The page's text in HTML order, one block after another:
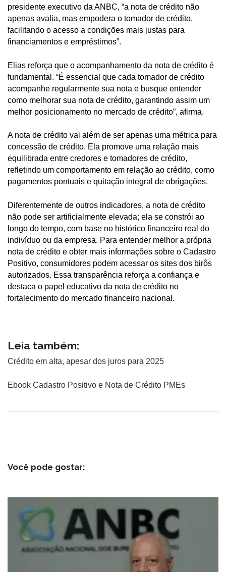
presidente executivo da ANBC, “a nota de crédito não
apenas avalia, mas empodera o tomador de crédito,
facilitando o acesso a condições mais justas para
financiamentos e empréstimos”.
Elias reforça que o acompanhamento da nota de crédito é
fundamental. “É essencial que cada tomador de crédito
acompanhe regularmente sua nota e busque entender
como melhorar sua nota de crédito, garantindo assim um
melhor posicionamento no mercado de crédito”, afirma.
A nota de crédito vai além de ser apenas uma métrica para
concessão de crédito. Ela promove uma relação mais
equilibrada entre credores e tomadores de crédito,
refletindo um comportamento em relação ao crédito, como
pagamentos pontuais e quitação integral de obrigações.
Diferentemente de outros indicadores, a nota de crédito
não pode ser artificialmente elevada; ela se constrói ao
longo do tempo, com base no histórico financeiro real do
indivíduo ou da empresa. Para entender melhor a própria
nota de crédito e obter mais informações sobre o Cadastro
Positivo, consumidores podem acessar os sites dos birôs
autorizados. Essa transparência reforça a confiança e
destaca o papel educativo da nota de crédito no
fortalecimento do mercado financeiro nacional.
Leia também:
Crédito em alta, apesar dos juros para 2025
Ebook Cadastro Positivo e Nota de Crédito PMEs
Você pode gostar: